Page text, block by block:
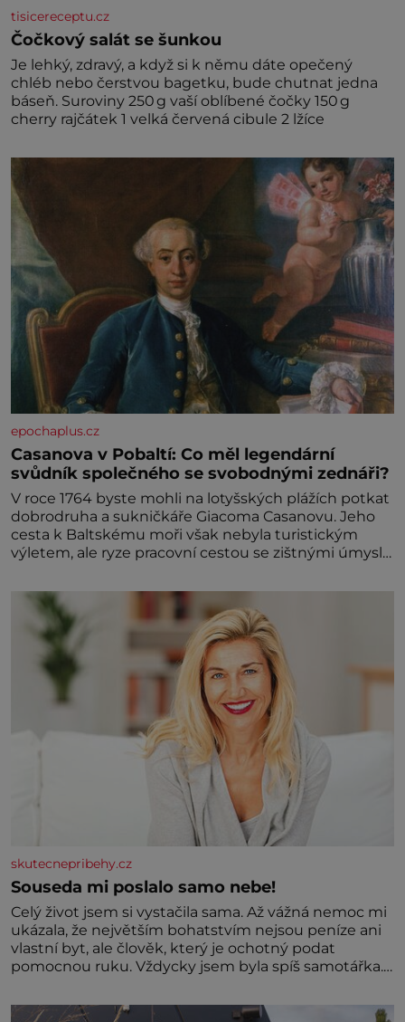
tisicereceptu.cz
Čočkový salát se šunkou
Je lehký, zdravý, a když si k němu dáte opečený
chléb nebo čerstvou bagetku, bude chutnat jedna
báseň. Suroviny 250 g vaší oblíbené čočky 150 g
cherry rajčátek 1 velká červená cibule 2 lžíce
epochaplus.cz
Casanova v Pobaltí: Co měl legendární
svůdník společného se svobodnými zednáři?
V roce 1764 byste mohli na lotyšských plážích potkat
dobrodruha a sukničkáře Giacoma Casanovu. Jeho
cesta k Baltskému moři však nebyla turistickým
výletem, ale ryze pracovní cestou se zištnými úmysly.
procházel uličkami lotyšské Rigy? Casanova v Pobaltí
kontaktoval tamní zednářské lóže. Nebyl v této
oblasti žádným nováčkem, protože do zednářské
skutecnepribehy.cz
Souseda mi poslalo samo nebe!
Celý život jsem si vystačila sama. Až vážná nemoc mi
ukázala, že největším bohatstvím nejsou peníze ani
vlastní byt, ale člověk, který je ochotný podat
pomocnou ruku. Vždycky jsem byla spíš samotářka.
ani partnera. Stačily mi knihy, práce a hlavně klid.